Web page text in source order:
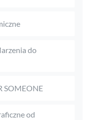
do
SOMEONE
od